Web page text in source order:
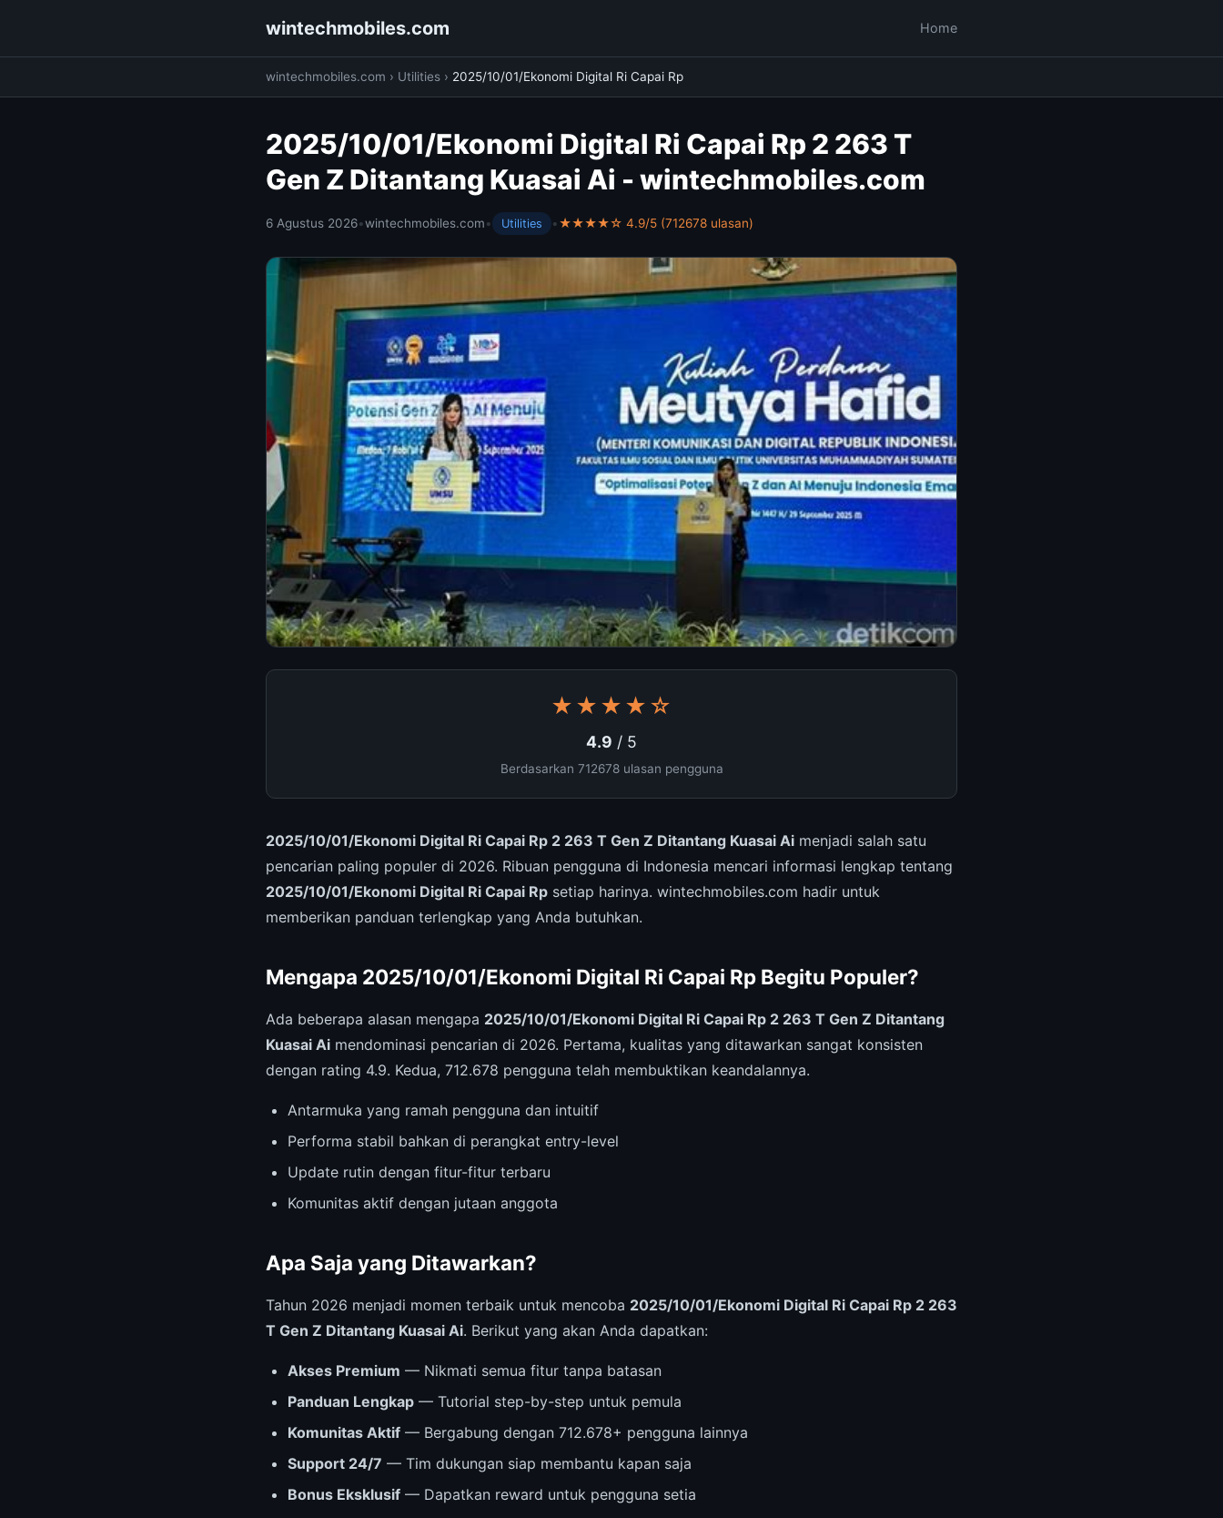
wintechmobiles.com Home
wintechmobiles.com › Utilities › 2025/10/01/Ekonomi Digital Ri Capai Rp
2025/10/01/Ekonomi Digital Ri Capai Rp 2 263 T
Gen Z Ditantang Kuasai Ai - wintechmobiles.com
6 Agustus 2026•wintechmobiles.com• Utilities •★★★★☆ 4.9/5 (712678 ulasan)
★★★★☆
4.9 / 5
Berdasarkan 712678 ulasan pengguna
2025/10/01/Ekonomi Digital Ri Capai Rp 2 263 T Gen Z Ditantang Kuasai Ai menjadi salah satu
pencarian paling populer di 2026. Ribuan pengguna di Indonesia mencari informasi lengkap tentang
2025/10/01/Ekonomi Digital Ri Capai Rp setiap harinya. wintechmobiles.com hadir untuk
memberikan panduan terlengkap yang Anda butuhkan.
Mengapa 2025/10/01/Ekonomi Digital Ri Capai Rp Begitu Populer?
Ada beberapa alasan mengapa 2025/10/01/Ekonomi Digital Ri Capai Rp 2 263 T Gen Z Ditantang
Kuasai Ai mendominasi pencarian di 2026. Pertama, kualitas yang ditawarkan sangat konsisten
dengan rating 4.9. Kedua, 712.678 pengguna telah membuktikan keandalannya.
Antarmuka yang ramah pengguna dan intuitif
Performa stabil bahkan di perangkat entry-level
Update rutin dengan fitur-fitur terbaru
Komunitas aktif dengan jutaan anggota
Apa Saja yang Ditawarkan?
Tahun 2026 menjadi momen terbaik untuk mencoba 2025/10/01/Ekonomi Digital Ri Capai Rp 2 263
T Gen Z Ditantang Kuasai Ai. Berikut yang akan Anda dapatkan:
Akses Premium — Nikmati semua fitur tanpa batasan
Panduan Lengkap — Tutorial step-by-step untuk pemula
Komunitas Aktif — Bergabung dengan 712.678+ pengguna lainnya
Support 24/7 — Tim dukungan siap membantu kapan saja
Bonus Eksklusif — Dapatkan reward untuk pengguna setia